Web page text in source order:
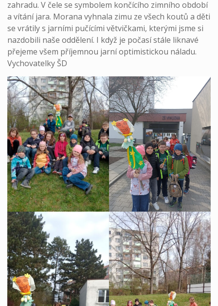
zahradu. V čele se symbolem končícího zimního období
a vítání jara. Morana vyhnala zimu ze všech koutů a děti
se vrátily s jarními pučícími větvičkami, kterými jsme si
nazdobili naše oddělení. I když je počasí stále liknavé
přejeme všem příjemnou jarní optimistickou náladu.
Vychovatelky ŠD